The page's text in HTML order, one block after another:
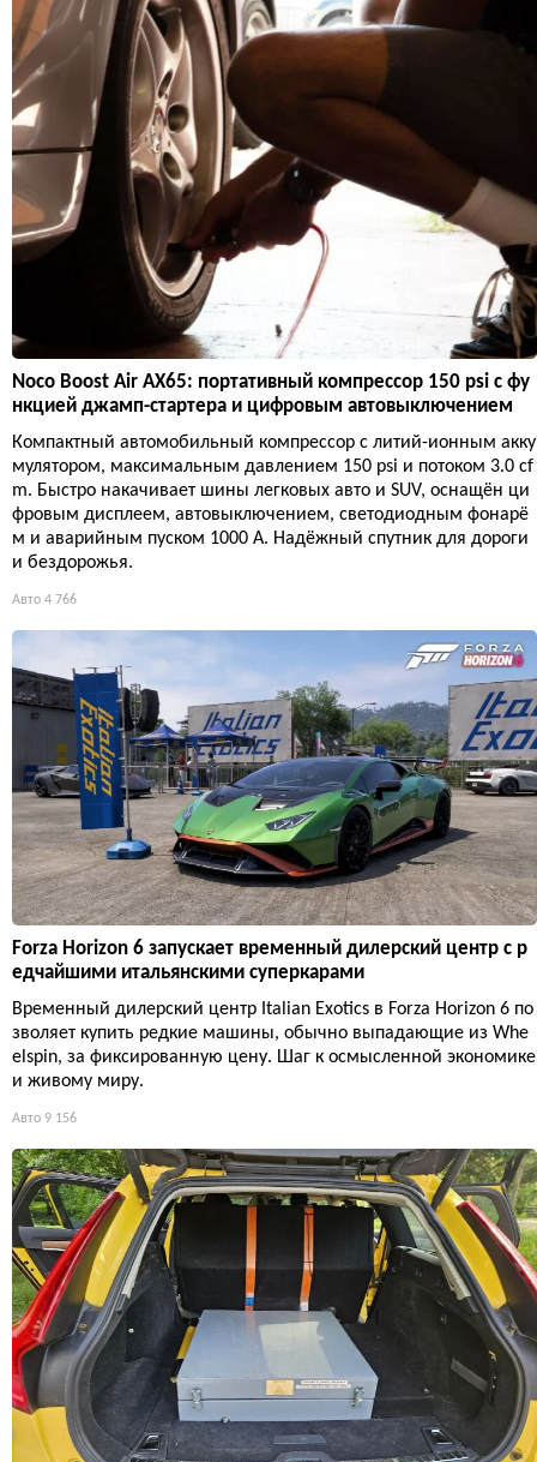
Noco Boost Air AX65: портативный компрессор 150 psi с фу
нкцией джамп-стартера и цифровым автовыключением
Компактный автомобильный компрессор с литий-ионным акку
мулятором, максимальным давлением 150 psi и потоком 3.0 cf
m. Быстро накачивает шины легковых авто и SUV, оснащён ци
фровым дисплеем, автовыключением, светодиодным фонарё
м и аварийным пуском 1000 А. Надёжный спутник для дороги
и бездорожья.
Авто 4 766
Forza Horizon 6 запускает временный дилерский центр с р
едчайшими итальянскими суперкарами
Временный дилерский центр Italian Exotics в Forza Horizon 6 по
зволяет купить редкие машины, обычно выпадающие из Whe
elspin, за фиксированную цену. Шаг к осмысленной экономике
и живому миру.
Авто 9 156